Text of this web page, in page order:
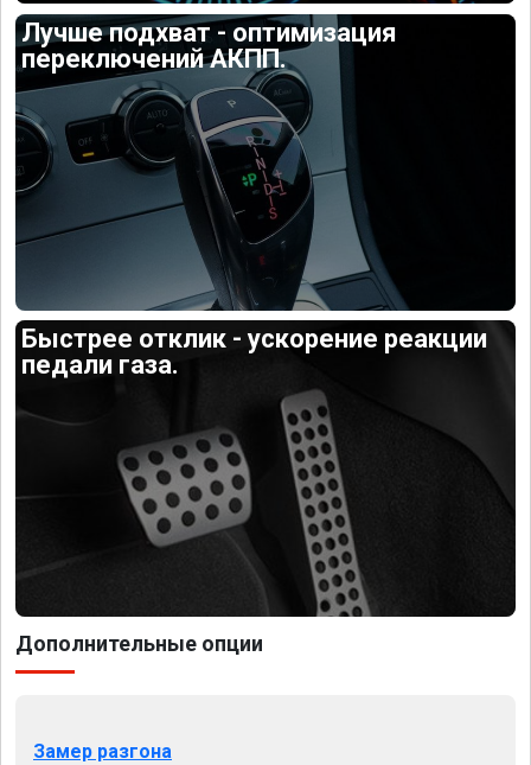
Лучше подхват - оптимизация
переключений АКПП.
Быстрее отклик - ускорение реакции
педали газа.
Дополнительные опции
Замер разгона